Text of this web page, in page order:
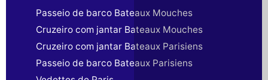
Passeio de barco Bateaux Mouches
Cruzeiro com jantar Bateaux Mouches
Cruzeiro com jantar Bateaux Parisiens
Passeio de barco Bateaux Parisiens